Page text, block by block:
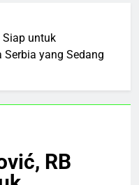
Siap untuk
yang Sedang
RB